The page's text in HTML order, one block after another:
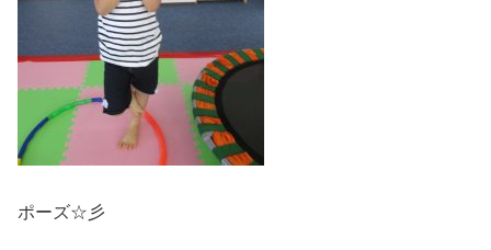
ポーズ☆彡